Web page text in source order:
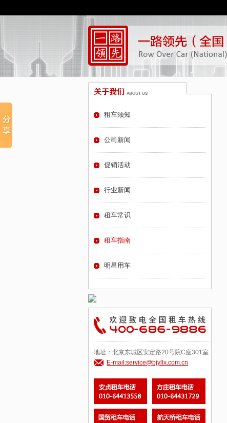
租车须知
公司新闻
促销活动
行业新闻
租车常识
租车指南
明星用车
地址：北京东城区安定路20号院C座301室
E-mail:service@bjyllx.com.cn